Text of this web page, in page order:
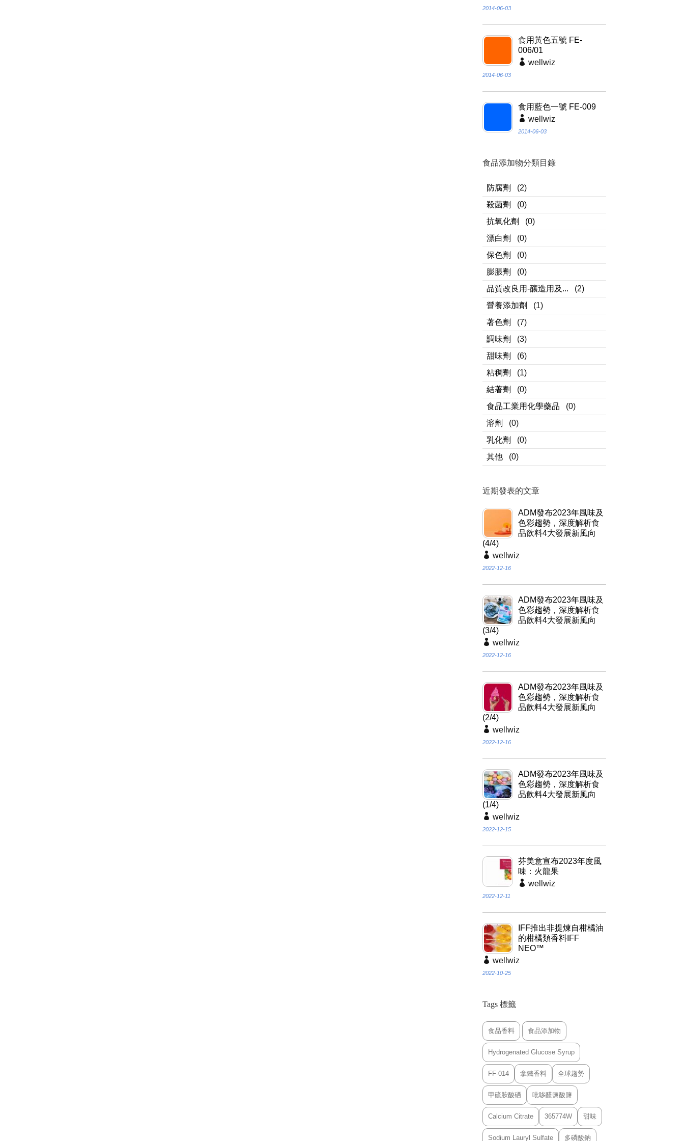
2014-06-03
食用黃色五號 FE-
006/01
wellwiz
2014-06-03
食用藍色一號 FE-009
wellwiz
2014-06-03
食品添加物分類目錄
防腐劑
(2)
殺菌劑
(0)
抗氧化劑
(0)
漂白劑
(0)
保色劑
(0)
膨脹劑
(0)
品質改良用-釀造用及...
(2)
營養添加劑
(1)
著色劑
(7)
調味劑
(3)
甜味劑
(6)
粘稠劑
(1)
結著劑
(0)
食品工業用化學藥品
(0)
溶劑
(0)
乳化劑
(0)
其他
(0)
近期發表的文章
ADM發布2023年風味及
色彩趨勢，深度解析食
品飲料4大發展新風向
(4/4)
wellwiz
2022-12-16
ADM發布2023年風味及
色彩趨勢，深度解析食
品飲料4大發展新風向
(3/4)
wellwiz
2022-12-16
ADM發布2023年風味及
色彩趨勢，深度解析食
品飲料4大發展新風向
(2/4)
wellwiz
2022-12-16
ADM發布2023年風味及
色彩趨勢，深度解析食
品飲料4大發展新風向
(1/4)
wellwiz
2022-12-15
芬美意宣布2023年度風
味：火龍果
wellwiz
2022-12-11
IFF推出非提煉自柑橘油
的柑橘類香料IFF
NEO™
wellwiz
2022-10-25
Tags 標籤
食品香料 食品添加物
Hydrogenated Glucose Syrup
FF-014 拿鐵香料 全球趨勢
甲硫胺酸硒 吡哆醛鹽酸鹽
Calcium Citrate 365774W 甜味
Sodium Lauryl Sulfate 多磷酸鈉